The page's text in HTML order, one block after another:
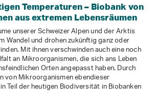
Temperaturen – Biobank von
aus extremen Lebensräumen
unserer Schweizer Alpen und der Arktis
Wandel und drohen zukünftig ganz oder
Mit ihnen verschwinden auch eine noch
an Mikroorganismen, die sich ans Leben
Orten angepasst haben. Durch
von Mikroorganismen ebendieser
Teil der heutigen Biodiversität in Biobanken